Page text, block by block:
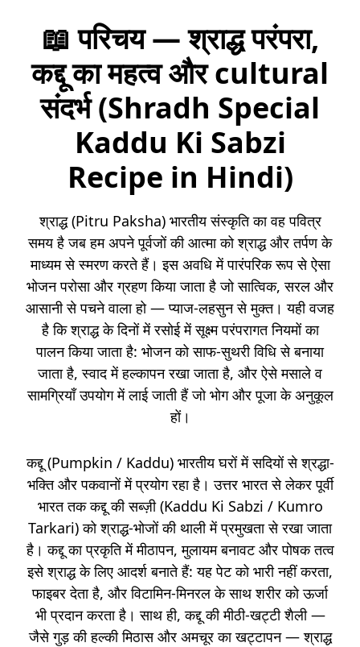
📖 परिचय — श्राद्ध परंपरा,
कद्दू का महत्व और cultural
संदर्भ (Shradh Special
Kaddu Ki Sabzi
Recipe in Hindi)
श्राद्ध (Pitru Paksha) भारतीय संस्कृति का वह पवित्र
समय है जब हम अपने पूर्वजों की आत्मा को श्राद्ध और तर्पण के
माध्यम से स्मरण करते हैं। इस अवधि में पारंपरिक रूप से ऐसा
भोजन परोसा और ग्रहण किया जाता है जो सात्विक, सरल और
आसानी से पचने वाला हो — प्याज-लहसुन से मुक्त। यही वजह
है कि श्राद्ध के दिनों में रसोई में सूक्ष्म परंपरागत नियमों का
पालन किया जाता है: भोजन को साफ-सुथरी विधि से बनाया
जाता है, स्वाद में हल्कापन रखा जाता है, और ऐसे मसाले व
सामग्रियाँ उपयोग में लाई जाती हैं जो भोग और पूजा के अनुकूल
हों।
कद्दू (Pumpkin / Kaddu) भारतीय घरों में सदियों से श्रद्धा-
भक्ति और पकवानों में प्रयोग रहा है। उत्तर भारत से लेकर पूर्वी
भारत तक कद्दू की सब्ज़ी (Kaddu Ki Sabzi / Kumro
Tarkari) को श्राद्ध-भोजों की थाली में प्रमुखता से रखा जाता
है। कद्दू का प्रकृति में मीठापन, मुलायम बनावट और पोषक तत्व
इसे श्राद्ध के लिए आदर्श बनाते हैं: यह पेट को भारी नहीं करता,
फाइबर देता है, और विटामिन-मिनरल के साथ शरीर को ऊर्जा
भी प्रदान करता है। साथ ही, कद्दू की मीठी-खट्टी शैली —
जैसे गुड़ की हल्की मिठास और अमचूर का खट्टापन — श्राद्ध